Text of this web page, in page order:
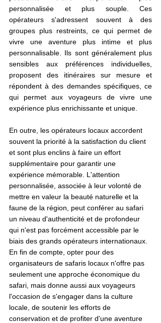
personnalisée et plus souple. Ces
opérateurs s'adressent souvent à des
groupes plus restreints, ce qui permet de
vivre une aventure plus intime et plus
personnalisable. Ils sont généralement plus
sensibles aux préférences individuelles,
proposent des itinéraires sur mesure et
répondent à des demandes spécifiques, ce
qui permet aux voyageurs de vivre une
expérience plus enrichissante et unique.
En outre, les opérateurs locaux accordent
souvent la priorité à la satisfaction du client
et sont plus enclins à faire un effort
supplémentaire pour garantir une
expérience mémorable. L'attention
personnalisée, associée à leur volonté de
mettre en valeur la beauté naturelle et la
faune de la région, peut conférer au safari
un niveau d'authenticité et de profondeur
qui n'est pas forcément accessible par le
biais des grands opérateurs internationaux.
En fin de compte, opter pour des
organisateurs de safaris locaux n'offre pas
seulement une approche économique du
safari, mais donne aussi aux voyageurs
l'occasion de s'engager dans la culture
locale, de soutenir les efforts de
conservation et de profiter d'une aventure